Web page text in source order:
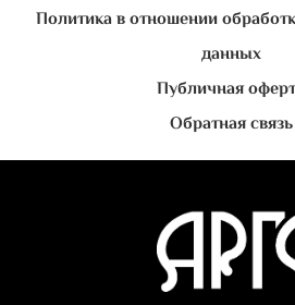
Политика в отношении
данных
Публичная
Обратная связь